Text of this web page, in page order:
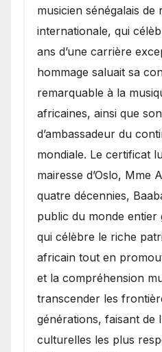
musicien sénégalais de
internationale, qui
ans d’une carrière
hommage saluait sa
remarquable à la
africaines, ainsi que
d’ambassadeur du
mondiale. Le certificat
mairesse d’Oslo, Mme
quatre décennies,
public du monde
qui célèbre le riche
africain tout en
et la compréhension
transcender les
générations, faisant de
culturelles les plus